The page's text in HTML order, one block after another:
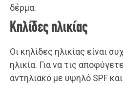
δέρμα.
Κηλίδες ηλικίας
Οι κηλίδες ηλικίας είναι
ηλικία. Για να τις
αντηλιακό με υψηλό SPF